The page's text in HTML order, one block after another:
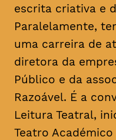
escrita criativa e
Paralelamente,
uma carreira de
diretora da
Público e da
Razoável. É a
Leitura Teatral,
Teatro